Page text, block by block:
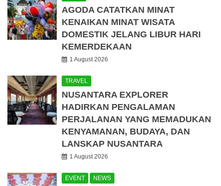
AGODA CATATKAN MINAT
KENAIKAN MINAT WISATA
DOMESTIK JELANG LIBUR HARI
KEMERDEKAAN
1 August 2026
TRAVEL
NUSANTARA EXPLORER
HADIRKAN PENGALAMAN
PERJALANAN YANG MEMADUKAN
KENYAMANAN, BUDAYA, DAN
LANSKAP NUSANTARA
1 August 2026
EVENT NEWS